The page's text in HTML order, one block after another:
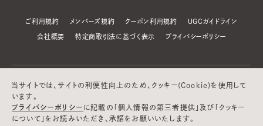
ご利用規約 メンバーズ規約 クーポン利用規約 UGCガイドライン
会社概要 特定商取引法に基づく表示 プライバシーポリシー
当サイトでは、サイトの利便性向上のため、クッキー(Cookie)を使用して
います。
プライバシーポリシー に記載の「個人情報の第三者提供」及び「クッキー
について」をお読みいただき、承諾をお願いいたします。